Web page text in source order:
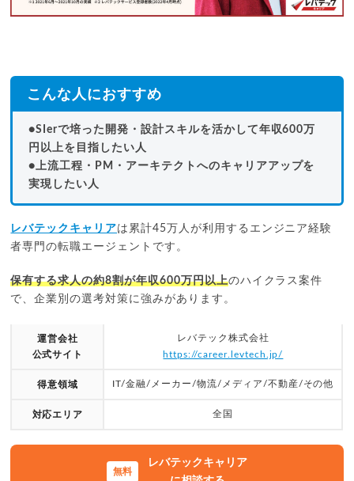
こんな人におすすめ
●SIerで培った開発・設計スキルを活かして年収600万
円以上を目指したい人
●上流工程・PM・アーキテクトへのキャリアアップを
実現したい人
レバテックキャリアは累計45万人が利用するエンジニア経験
者専門の転職エージェントです。
保有する求人の約8割が年収600万円以上のハイクラス案件
で、企業別の選考対策に強みがあります。
運営会社
公式サイト
レバテック株式会社
https://career.levtech.jp/
得意領域 IT/金融/メーカー/物流/メディア/不動産/その他
対応エリア 全国
レバテックキャリア